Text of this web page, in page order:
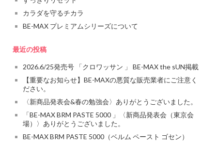
カラダを守るチカラ
BE-MAX プレミアムシリーズについて
最近の投稿
2026.6/25発売号 「クロワッサン 」 BE-MAX the sUN掲載
【重要なお知らせ】BE-MAXの悪質な販売業者にご注意く
ださい。
〈新商品発表会&春の勉強会〉ありがとうございました。
「BE-MAX BRM PASTE 5000 」〈新商品発表会（東京会
場）〉ありがとうございました。
BE-MAX BRM PASTE 5000（ベルム ペースト ゴセン）